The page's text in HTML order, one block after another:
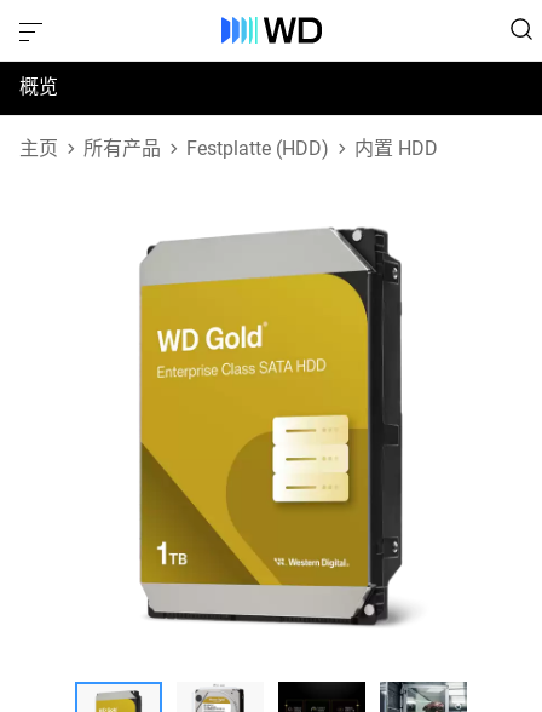
概览
规格
主页 所有产品 Festplatte (HDD) 内置 HDD